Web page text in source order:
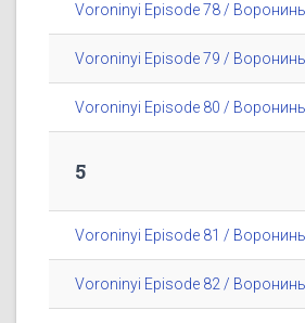
Voroninyi Episode 78 /
Voroninyi Episode 79 /
Voroninyi Episode 80 /
5
Voroninyi Episode 81 /
Voroninyi Episode 82 /